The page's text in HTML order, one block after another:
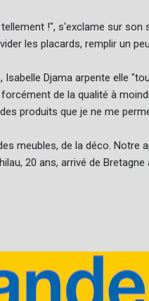
!", s'exclame sur son
les placards, remplir un
Djama arpente elle
de la qualité à
produits que je ne me
meubles, de la déco. Notre
20 ans, arrivé de